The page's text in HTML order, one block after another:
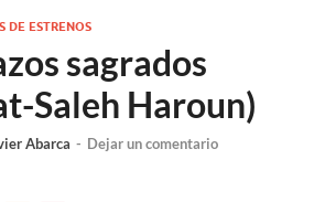
DE ESTRENOS
sagrados
Saleh Haroun)
Abarca - Dejar un comentario